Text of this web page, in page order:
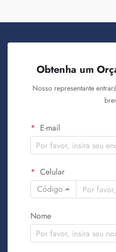
Obtenha um
Nosso representante
E-mail
Celular
Código
Nome